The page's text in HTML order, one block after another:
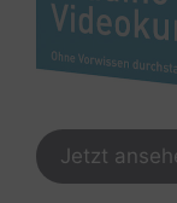
Jetzt